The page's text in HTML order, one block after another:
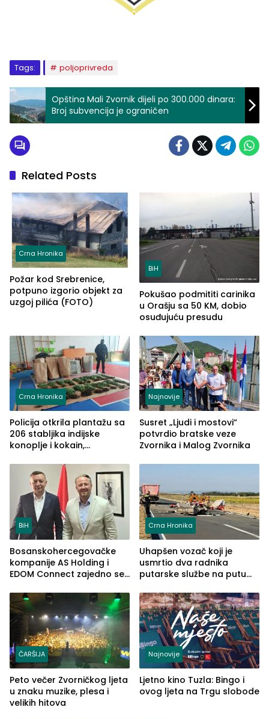
Tags: poljoprivreda
Opština Mali Zvornik dijeli po 300.000 dinara:
Broj subvencija je ograničen
Related Posts
Crna Hronika
Požar kod Srebrenice,
potpuno izgorio objekt za
uzgoj pilića (FOTO)
BiH
Pokušao podmititi carinika
u Orašju sa 50 KM, dobio
osuđujuću presudu
Crna Hronika
Policija otkrila plantažu sa
206 stabljika indijske
konoplje i kokain,
(FOTO)
Najnovije
Susret „Ljudi i mostovi“
potvrdio bratske veze
Zvornika i Malog Zvornika
BiH
Bosanskohercegovačke
kompanije AS Holding i
EDOM Connect zajedno se
Crna Hronika
Uhapšen vozač koji je
usmrtio dva radnika
putarske službe na putu
(FOTO)
ČARŠIJA
Peto večer Zvorničkog ljeta
u znaku muzike, plesa i
velikih hitova
Najnovije
Ljetno kino Tuzla: Bingo i
ovog ljeta na Trgu slobode